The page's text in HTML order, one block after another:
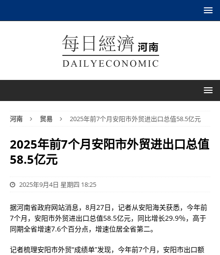
河南 贸易 2025年前7个月安阳市外贸进出口总值58.5亿元
2025年前7个月安阳市外贸进出口总值
58.5亿元
2025年9月4日 星期四 18:25
据河南省政府网站消息，8月27日，记者从安阳海关获悉，今年前
7个月，安阳市外贸进出口总值58.5亿元，同比增长29.9％，高于
同期全省增速7.6个百分点，增速位居全省第二。
记者梳理安阳市外贸“成绩单”发现，今年前7个月，安阳市出口额